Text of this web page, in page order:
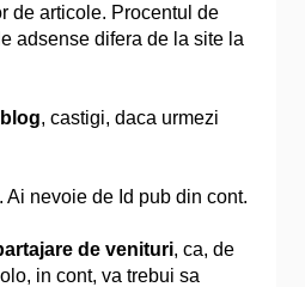
de articole. Procentul de
adsense difera de la site la
, castigi, daca urmezi
nevoie de Id pub din cont.
de venituri, ca, de
in cont, va trebui sa